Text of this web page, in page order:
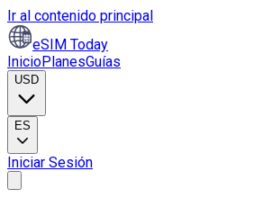
Ir al contenido principal
eSIM Today
InicioPlanesGuías
USD
ES
Iniciar Sesión